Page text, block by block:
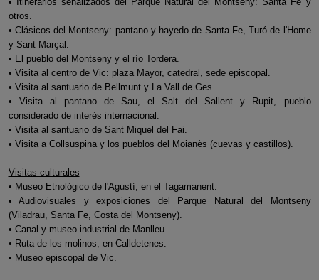
otros.
• Clásicos del Montseny: pantano y hayedo de Santa Fe, Turó de l'Home
y Sant Marçal.
• El pueblo del Montseny y el río Tordera.
• Visita al centro de Vic: plaza Mayor, catedral, sede episcopal.
• Visita al santuario de Bellmunt y La Vall de Ges.
• Visita al pantano de Sau, el Salt del Sallent y Rupit, pueblo
considerado de interés internacional.
• Visita al santuario de Sant Miquel del Fai.
• Visita a Collsuspina y los pueblos del Moianès (cuevas y castillos).
Visitas culturales
• Museo Etnológico de l'Agustí, en el Tagamanent.
• Audiovisuales y exposiciones del Parque Natural del Montseny
(Viladrau, Santa Fe, Costa del Montseny).
• Canal y museo industrial de Manlleu.
• Ruta de los molinos, en Calldetenes.
• Museo episcopal de Vic.